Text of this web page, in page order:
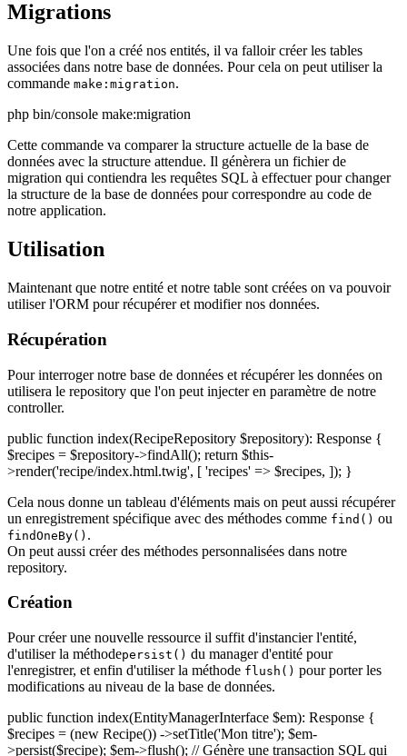
Migrations
Une fois que l'on a créé nos entités, il va falloir créer les tables
associées dans notre base de données. Pour cela on peut utiliser la
commande make:migration.
php bin/console make:migration
Cette commande va comparer la structure actuelle de la base de
données avec la structure attendue. Il génèrera un fichier de
migration qui contiendra les requêtes SQL à effectuer pour changer
la structure de la base de données pour correspondre au code de
notre application.
Utilisation
Maintenant que notre entité et notre table sont créées on va pouvoir
utiliser l'ORM pour récupérer et modifier nos données.
Récupération
Pour interroger notre base de données et récupérer les données on
utilisera le repository que l'on peut injecter en paramètre de notre
controller.
public function index(RecipeRepository $repository): Response {
$recipes = $repository->findAll(); return $this-
>render('recipe/index.html.twig', [ 'recipes' => $recipes, ]); }
Cela nous donne un tableau d'éléments mais on peut aussi récupérer
un enregistrement spécifique avec des méthodes comme find() ou
findOneBy() .
On peut aussi créer des méthodes personnalisées dans notre
repository.
Création
Pour créer une nouvelle ressource il suffit d'instancier l'entité,
d'utiliser la méthodepersist() du manager d'entité pour
l'enregistrer, et enfin d'utiliser la méthode flush() pour porter les
modifications au niveau de la base de données.
public function index(EntityManagerInterface $em): Response {
$recipes = (new Recipe()) ->setTitle('Mon titre'); $em-
>persist($recipe); $em->flush(); // Génère une transaction SQL qui